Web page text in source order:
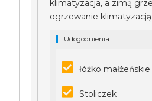
klimatyzacja, a zimą
ogrzewanie klimatyzacją.
Udogodnienia
łóżko
Stoliczek